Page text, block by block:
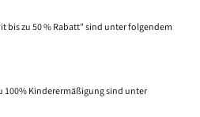
bis zu 50 % Rabatt" sind unter folgendem
100% Kinderermäßigung sind unter